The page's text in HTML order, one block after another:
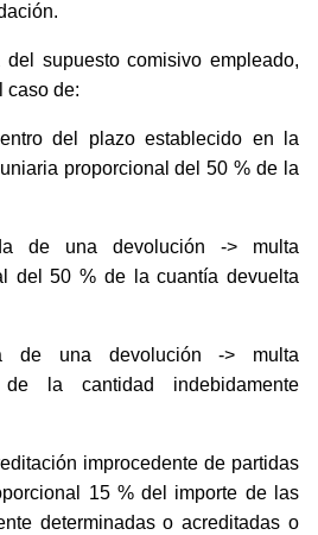
del supuesto comisivo empleado,
caso de:
del plazo establecido en la
proporcional del 50 % de la
de una devolución -> multa
del 50 % de la cuantía devuelta
de una devolución -> multa
la cantidad indebidamente
improcedente de partidas
15 % del importe de las
determinadas o acreditadas o